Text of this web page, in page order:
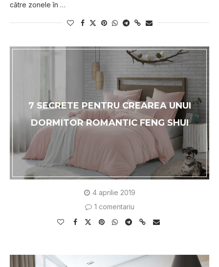
către zonele în …
7 SECRETE PENTRU CREAREA UNUI
DORMITOR ROMANTIC FENG SHUI
4 aprilie 2019
1 comentariu